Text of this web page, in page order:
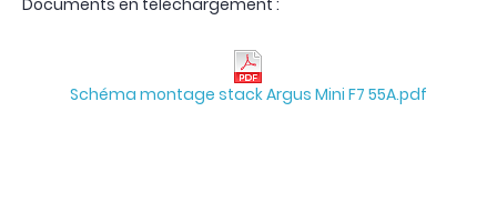
Documents en téléchargement :
Schéma montage stack Argus Mini F7 55A.pdf